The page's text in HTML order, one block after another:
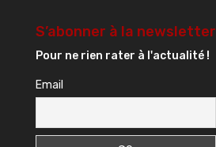
S’abonner à la newsletter
Pour ne rien rater à l'actualité !
Email